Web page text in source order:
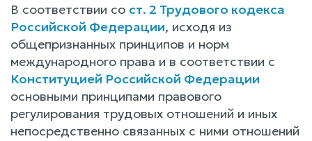
В соответствии со ст. 2 Трудового кодекса
Российской Федерации, исходя из
общепризнанных принципов и норм
международного права и в соответствии с
Конституцией Российской Федерации
основными принципами правового
регулирования трудовых отношений и иных
непосредственно связанных с ними отношений